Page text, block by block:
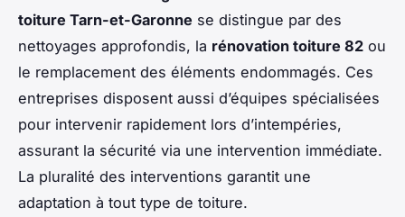
toiture Tarn-et-Garonne se distingue par des
nettoyages approfondis, la rénovation toiture 82 ou
le remplacement des éléments endommagés. Ces
entreprises disposent aussi d’équipes spécialisées
pour intervenir rapidement lors d’intempéries,
assurant la sécurité via une intervention immédiate.
La pluralité des interventions garantit une
adaptation à tout type de toiture.